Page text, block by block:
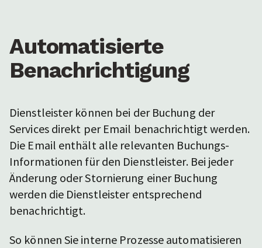
Automatisierte
Benachrichtigung
Dienstleister können bei der Buchung der
Services direkt per Email benachrichtigt werden.
Die Email enthält alle relevanten Buchungs-
Informationen für den Dienstleister. Bei jeder
Änderung oder Stornierung einer Buchung
werden die Dienstleister entsprechend
benachrichtigt.
So können Sie interne Prozesse automatisieren